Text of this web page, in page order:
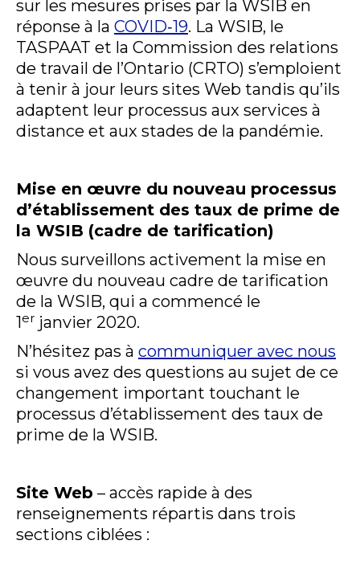
sur les mesures prises par la WSIB en
réponse à la COVID‑19. La WSIB, le
TASPAAT et la Commission des relations
de travail de l’Ontario (CRTO) s’emploient
à tenir à jour leurs sites Web tandis qu’ils
adaptent leur processus aux services à
distance et aux stades de la pandémie.
Mise en œuvre du nouveau processus
d’établissement des taux de prime de
la WSIB (cadre de tarification)
Nous surveillons activement la mise en
œuvre du nouveau cadre de tarification
de la WSIB, qui a commencé le
1er janvier 2020.
N’hésitez pas à communiquer avec nous
si vous avez des questions au sujet de ce
changement important touchant le
processus d’établissement des taux de
prime de la WSIB.
Site Web – accès rapide à des
renseignements répartis dans trois
sections ciblées :